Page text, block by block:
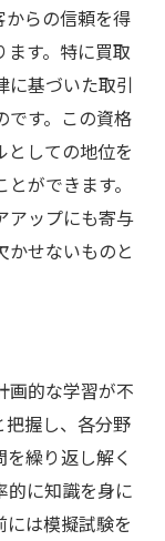
取得法
につながる
の流れ
勉強法
の資格
の活用法
探る
解説
秘密
秘訣
ャンス
第一歩
からの信頼を得
ます。特に買取
に基づいた取引
です。この資格
としての地位を
ができます。
アップにも寄与
かせないものと
画的な学習が不
把握し、各分野
繰り返し解く
的に知識を身に
は模擬試験を